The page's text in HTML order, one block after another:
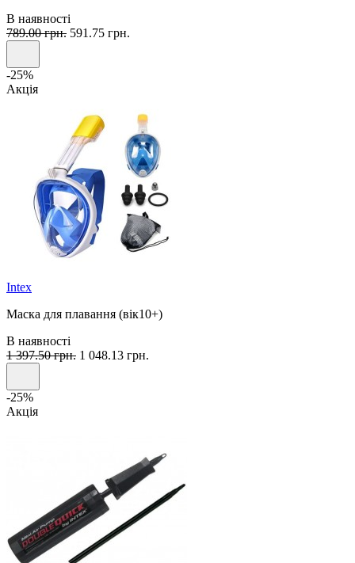
В наявності
789.00 грн. 591.75 грн.
-25%
Акція
Intex
Маска для плавання (вік10+)
В наявності
1 397.50 грн. 1 048.13 грн.
-25%
Акція